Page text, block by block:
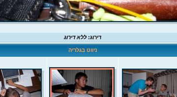
דירוג:ללא דירוג
ניווט בגלריה